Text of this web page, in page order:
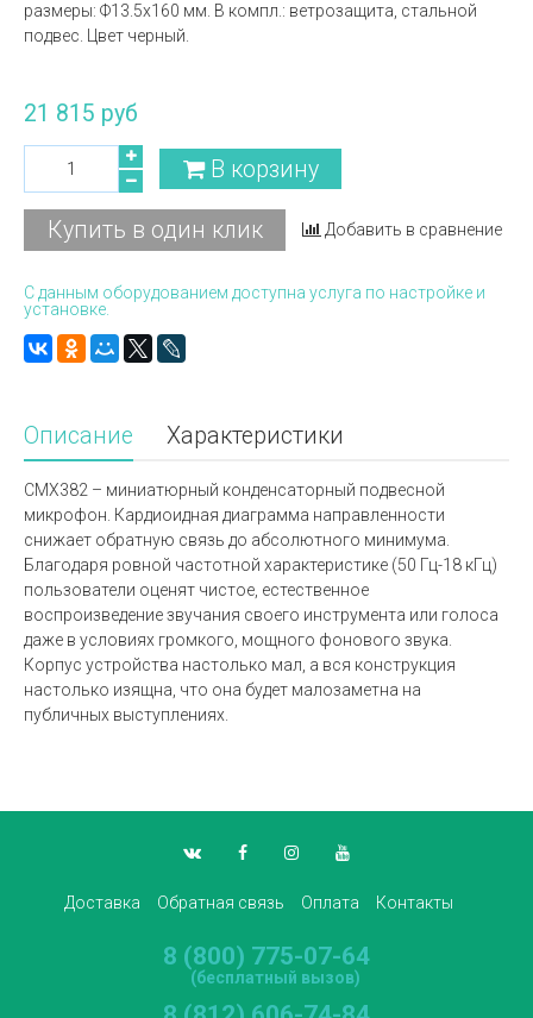
размеры: Ф13.5x160 мм. В компл.: ветрозащита, стальной
подвес. Цвет черный.
21 815 руб
В корзину
Купить в один клик Добавить в сравнение
С данным оборудованием доступна услуга по настройке и
установке.
Описание Характеристики
CMX382 – миниатюрный конденсаторный подвесной
микрофон. Кардиоидная диаграмма направленности
снижает обратную связь до абсолютного минимума.
Благодаря ровной частотной характеристике (50 Гц-18 кГц)
пользователи оценят чистое, естественное
воспроизведение звучания своего инструмента или голоса
даже в условиях громкого, мощного фонового звука.
Корпус устройства настолько мал, а вся конструкция
настолько изящна, что она будет малозаметна на
публичных выступлениях.
Доставка Обратная связь Оплата Контакты
8 (800) 775-07-64
(бесплатный вызов)